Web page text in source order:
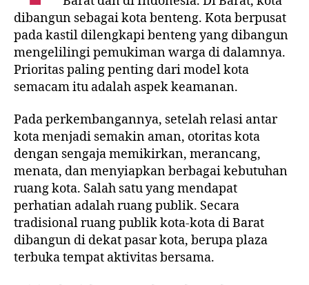
dibangun sebagai kota benteng. Kota berpusat
pada kastil dilengkapi benteng yang dibangun
mengelilingi pemukiman warga di dalamnya.
Prioritas paling penting dari model kota
semacam itu adalah aspek keamanan.
Pada perkembangannya, setelah relasi antar
kota menjadi semakin aman, otoritas kota
dengan sengaja memikirkan, merancang,
menata, dan menyiapkan berbagai kebutuhan
ruang kota. Salah satu yang mendapat
perhatian adalah ruang publik. Secara
tradisional ruang publik kota-kota di Barat
dibangun di dekat pasar kota, berupa plaza
terbuka tempat aktivitas bersama.